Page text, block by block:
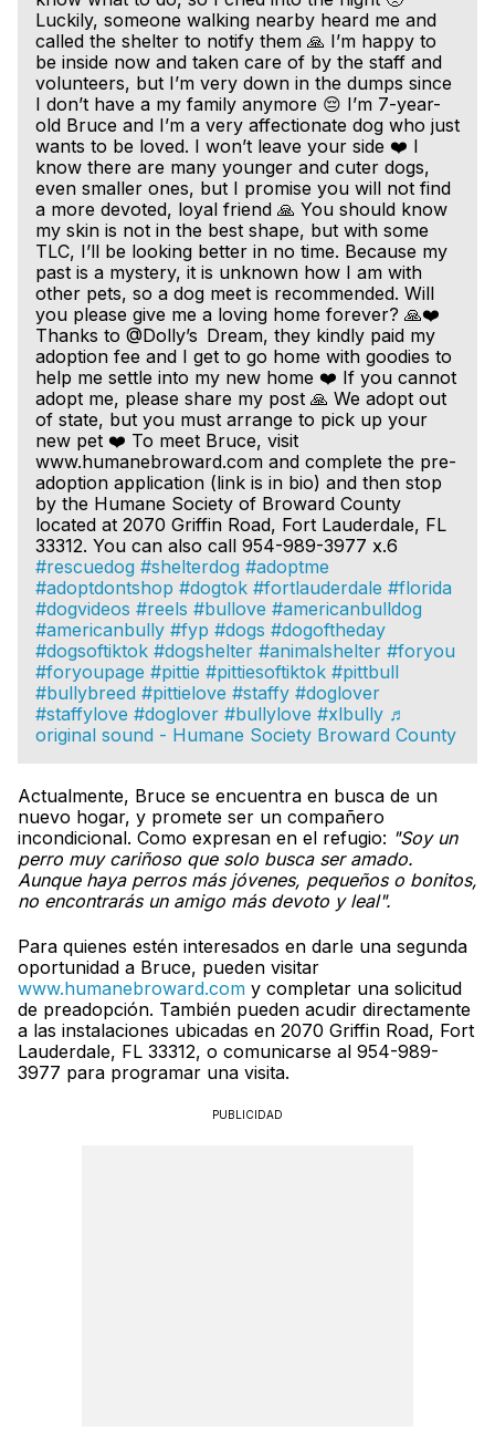
Luckily, someone walking nearby heard me and
called the shelter to notify them 🙏 I’m happy to
be inside now and taken care of by the staff and
volunteers, but I’m very down in the dumps since
I don’t have a my family anymore 😔 I’m 7-year-
old Bruce and I’m a very affectionate dog who just
wants to be loved. I won’t leave your side ❤️ I
know there are many younger and cuter dogs,
even smaller ones, but I promise you will not find
a more devoted, loyal friend 🙏 You should know
my skin is not in the best shape, but with some
TLC, I’ll be looking better in no time. Because my
past is a mystery, it is unknown how I am with
other pets, so a dog meet is recommended. Will
you please give me a loving home forever? 🙏❤️
Thanks to @Dolly’s Dream, they kindly paid my
adoption fee and I get to go home with goodies to
help me settle into my new home ❤️ If you cannot
adopt me, please share my post 🙏 We adopt out
of state, but you must arrange to pick up your
new pet ❤️ To meet Bruce, visit
www.humanebroward.com and complete the pre-
adoption application (link is in bio) and then stop
by the Humane Society of Broward County
located at 2070 Griffin Road, Fort Lauderdale, FL
33312. You can also call 954-989-3977 x.6
#rescuedog #shelterdog #adoptme
#adoptdontshop #dogtok #fortlauderdale #florida
#dogvideos #reels #bullove #americanbulldog
#americanbully #fyp #dogs #dogoftheday
#dogsoftiktok #dogshelter #animalshelter #foryou
#foryoupage #pittie #pittiesoftiktok #pittbull
#bullybreed #pittielove #staffy #doglover
#staffylove #doglover #bullylove #xlbully ♬
original sound - Humane Society Broward County
Actualmente, Bruce se encuentra en busca de un
nuevo hogar, y promete ser un compañero
incondicional. Como expresan en el refugio: "Soy un
perro muy cariñoso que solo busca ser amado.
Aunque haya perros más jóvenes, pequeños o bonitos,
no encontrarás un amigo más devoto y leal".
Para quienes estén interesados en darle una segunda
oportunidad a Bruce, pueden visitar
www.humanebroward.com y completar una solicitud
de preadopción. También pueden acudir directamente
a las instalaciones ubicadas en 2070 Griffin Road, Fort
Lauderdale, FL 33312, o comunicarse al 954-989-
3977 para programar una visita.
PUBLICIDAD